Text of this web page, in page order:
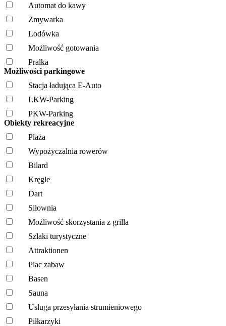
Automat do kawy
Zmywarka
Lodówka
Możliwość gotowania
Pralka
Możliwości parkingowe
Stacja ładująca E-Auto
LKW-Parking
PKW-Parking
Obiekty rekreacyjne
Plaża
Wypożyczalnia rowerów
Bilard
Kręgle
Dart
Siłownia
Możliwość skorzystania z grilla
Szlaki turystyczne
Attraktionen
Plac zabaw
Basen
Sauna
Usługa przesyłania strumieniowego
Piłkarzyki